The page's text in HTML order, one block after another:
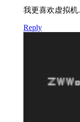
我更喜欢虚拟机.
Reply